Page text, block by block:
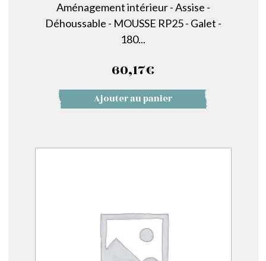
Aménagement intérieur - Assise -
Déhoussable - MOUSSE RP25 - Galet -
180...
60,17€
Ajouter au panier